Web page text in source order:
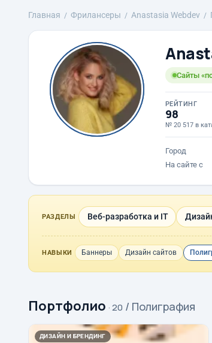
Главная Фрилансеры Anastasia Webdev
Сайты
РЕЙТИНГ
98
№ 20 517 в
Город
На сайте с
РАЗДЕЛЫ Веб-разработка и IT
НАВЫКИ Баннеры Дизайн сайтов
Портфолио · 20 / Полиграфия
ДИЗАЙН И БРЕНДИНГ